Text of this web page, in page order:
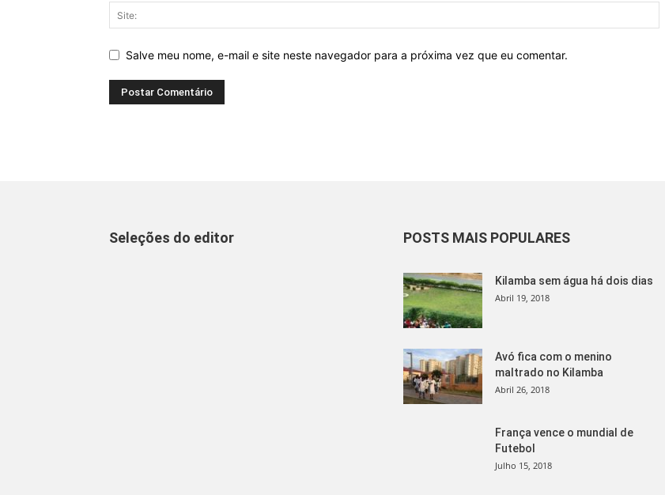
Salve meu nome, e-mail e site neste navegador para a próxima vez que eu comentar.
Seleções do editor POSTS MAIS POPULARES
Kilamba sem água há dois dias
Abril 19, 2018
Avó fica com o menino
maltrado no Kilamba
Abril 26, 2018
França vence o mundial de
Futebol
Julho 15, 2018